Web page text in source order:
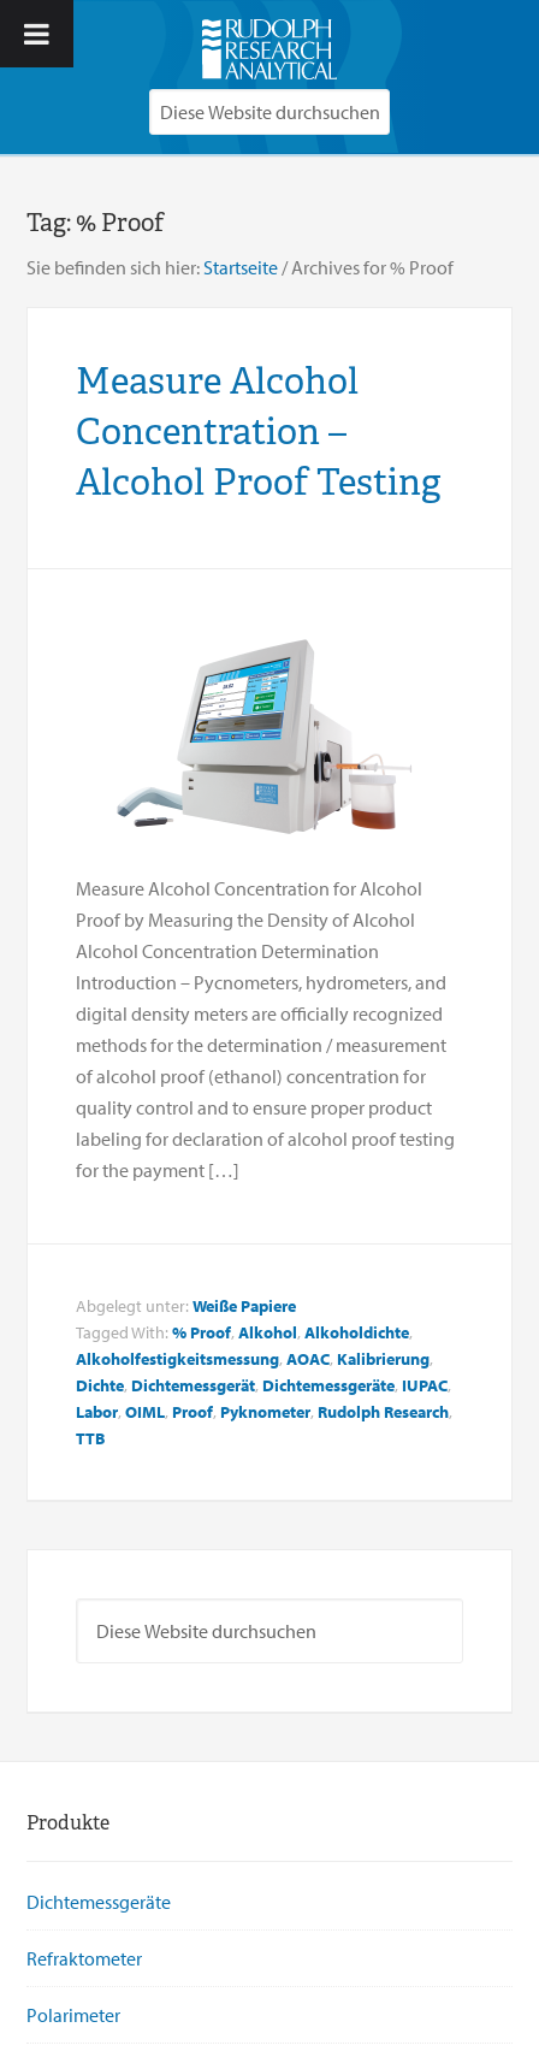
Tag:% Proof
Sie befinden sich hier: Startseite /Archives for % Proof
Measure Alcohol
Concentration –
Alcohol Proof Testing
Measure Alcohol Concentration for Alcohol
Proof by Measuring the Density of Alcohol
Alcohol Concentration Determination
Introduction – Pycnometers, hydrometers, and
digital density meters are officially recognized
methods for the determination / measurement
of alcohol proof (ethanol) concentration for
quality control and to ensure proper product
labeling for declaration of alcohol proof testing
for the payment […]
Abgelegt unter:Weiße Papiere
Tagged With:% Proof,Alkohol,Alkoholdichte,
Alkoholfestigkeitsmessung,AOAC, Kalibrierung,
Dichte, Dichtemessgerät, Dichtemessgeräte, IUPAC,
Labor,OIML, Proof, Pyknometer, Rudolph Research,
TTB
Produkte
Dichtemessgeräte
Refraktometer
Polarimeter